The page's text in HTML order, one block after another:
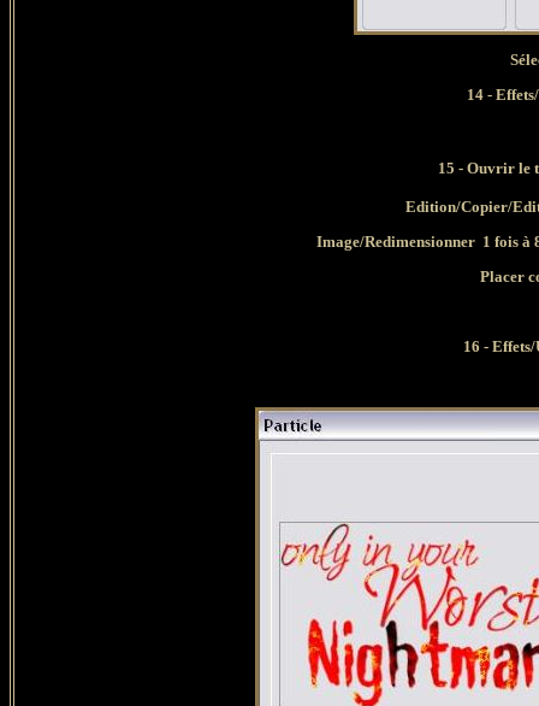
14 -
15 - Ouvrir le
Edition/Copier/
Image/Redimensionner 1 fois à
Placer
16 -